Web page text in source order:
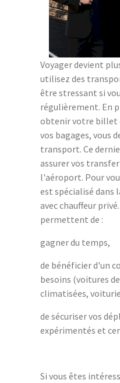
Voyager devient
utilisez des
être stressant si
régulièrement. En
obtenir votre billet
vos bagages, vous
transport. Ce
assurer vos
l'aéroport. Pour
est spécialisé dans
avec chauffeur
permettent de :
gagner du temps,
de bénéficier d'un
besoins (voitures
climatisées,
de sécuriser vos
expérimentés et
Si vous êtes